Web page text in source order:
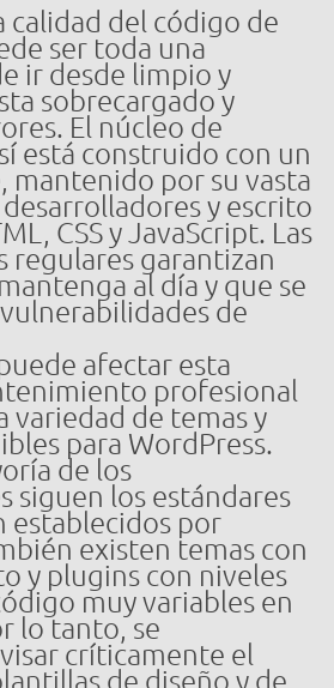
calidad del código de
ser toda una
ir desde limpio y
sobrecargado y
El núcleo de
está construido con un
mantenido por su vasta
y escrito
CSS y JavaScript. Las
regulares garantizan
al día y que se
de
afectar esta
profesional
variedad de temas y
para WordPress.
de los
siguen los estándares
establecidos por
existen temas con
y plugins con niveles
muy variables en
lo tanto, se
críticamente el
de diseño y de